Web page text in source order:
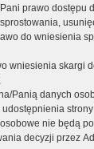
prawo dostępu
do wniesienia
wniesienia skargi
Panią danych
nie będą
decyzji przez